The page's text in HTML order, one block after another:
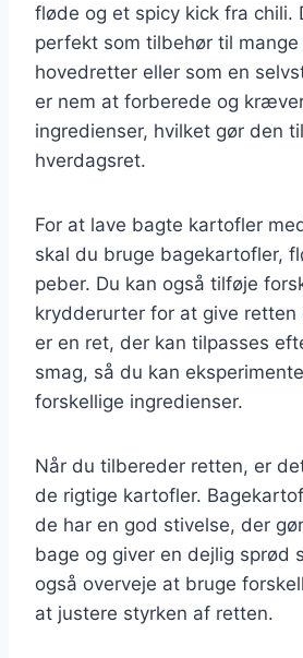
fløde og et spicy kick fra chili.
perfekt som tilbehør til mange
hovedretter eller som en
er nem at forberede og
ingredienser, hvilket gør den
hverdagsret.
For at lave bagte kartofler
skal du bruge bagekartofler,
peber. Du kan også tilføje
krydderurter for at give retten
er en ret, der kan tilpasses
smag, så du kan
forskellige ingredienser.
Når du tilbereder retten, er
de rigtige kartofler.
de har en god stivelse, der
bage og giver en dejlig sprød
også overveje at bruge
at justere styrken af retten.